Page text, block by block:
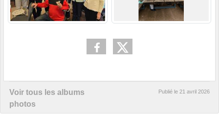
Voir tous les albums
photos
Publié le 21 avril 2026